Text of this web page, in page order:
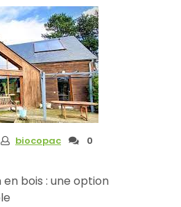
biocopac
0
bois : une option